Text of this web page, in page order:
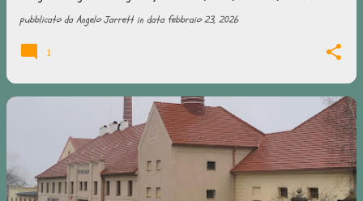
pubblicato daAngelo Jarrett in datafebbraio 23, 2026
1